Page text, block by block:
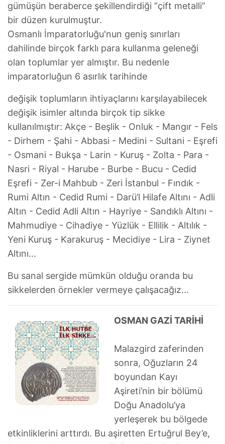
gümüşün beraberce şekillendirdiği “çift metalli”
bir düzen kurulmuştur.
Osmanlı İmparatorluğu'nun geniş sınırları
dahilinde birçok farklı para kullanma geleneği
olan toplumlar yer almıştır. Bu nedenle
imparatorluğun 6 asırlık tarihinde
değişik toplumların ihtiyaçlarını karşılayabilecek
değişik isimler altında birçok tip sikke
kullanılmıştır: Akçe - Beşlik - Onluk - Mangır - Fels
- Dirhem - Şahi - Abbasi - Medini - Sultani - Eşrefi
- Osmani - Bukşa - Larin - Kuruş - Zolta - Para -
Nasri - Riyal - Harube - Burbe - Bucu - Cedid
Eşrefi - Zer-i Mahbub - Zeri İstanbul - Fındık -
Rumi Altın - Cedid Rumi - Darü’l Hilafe Altını - Adli
Altın - Cedid Adli Altın - Hayriye - Sandıklı Altını -
Mahmudiye - Cihadiye - Yüzlük - Ellilik - Altılık -
Yeni Kuruş - Karakuruş - Mecidiye - Lira - Ziynet
Altını...
Bu sanal sergide mümkün olduğu oranda bu
sikkelerden örnekler vermeye çalışacağız...
OSMAN GAZİ TARİHİ
Malazgird zaferinden
sonra, Oğuzların 24
boyundan Kayı
Aşireti’nin bir bölümü
Doğu Anadolu’ya
yerleşerek bu bölgede
etkinliklerini arttırdı. Bu aşiretten Ertuğrul Bey’e,